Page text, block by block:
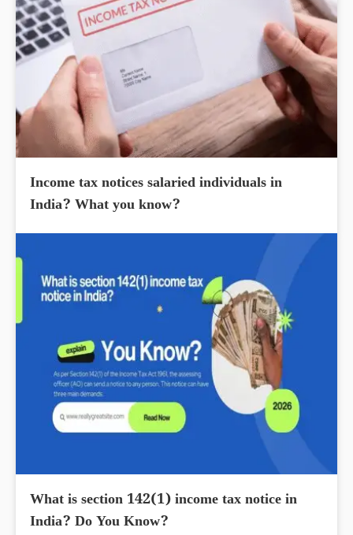
Income tax notices salaried individuals in
India? What you know?
What is section 142(1) income tax notice in
India? Do You Know?